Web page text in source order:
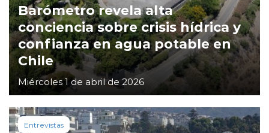
Barómetro revela alta
conciencia sobre crisis hídrica y
confianza en agua potable en
Chile
Miércoles 1 de abril de 2026
Entrevistas